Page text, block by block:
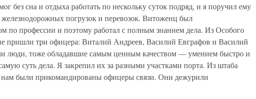
без сна и отдыха работать по нескольку суток подряд, и я поручил ему
железнодорожных погрузок и перевозок. Витоженц был
по профессии и поэтому работал с полным знанием дела. Из Особого
пришли три офицера: Виталий Андреев, Василий Евграфов и Василий
люди, тоже обладавшие самым ценным качеством — умением быстро и
суть дела. Я закрепил их за разными участками порта. Из штаба
нам были прикомандированы офицеры связи. Они дежурили